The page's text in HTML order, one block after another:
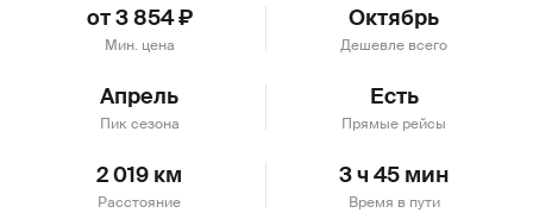
от 3 854 ₽
Мин. цена
Октябрь
Дешевле всего
Апрель
Пик сезона
Есть
Прямые рейсы
2 019 км
Расстояние
3 ч 45 мин
Время в пути